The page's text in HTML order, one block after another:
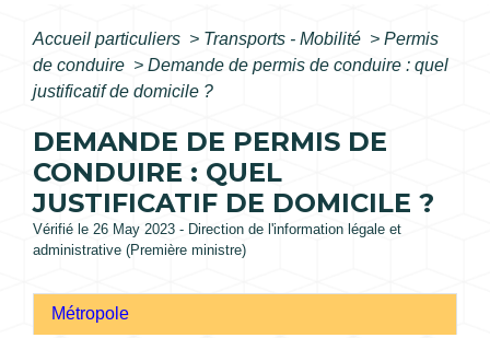
Accueil particuliers > Transports - Mobilité > Permis
de conduire > Demande de permis de conduire : quel
justificatif de domicile ?
DEMANDE DE PERMIS DE
CONDUIRE : QUEL
JUSTIFICATIF DE DOMICILE ?
Vérifié le 26 May 2023 - Direction de l'information légale et
administrative (Première ministre)
Métropole